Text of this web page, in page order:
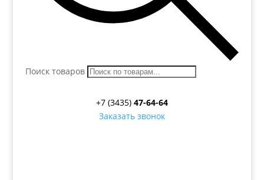
Поиск товаров
+7 (3435) 47-64-64
Заказать звонок